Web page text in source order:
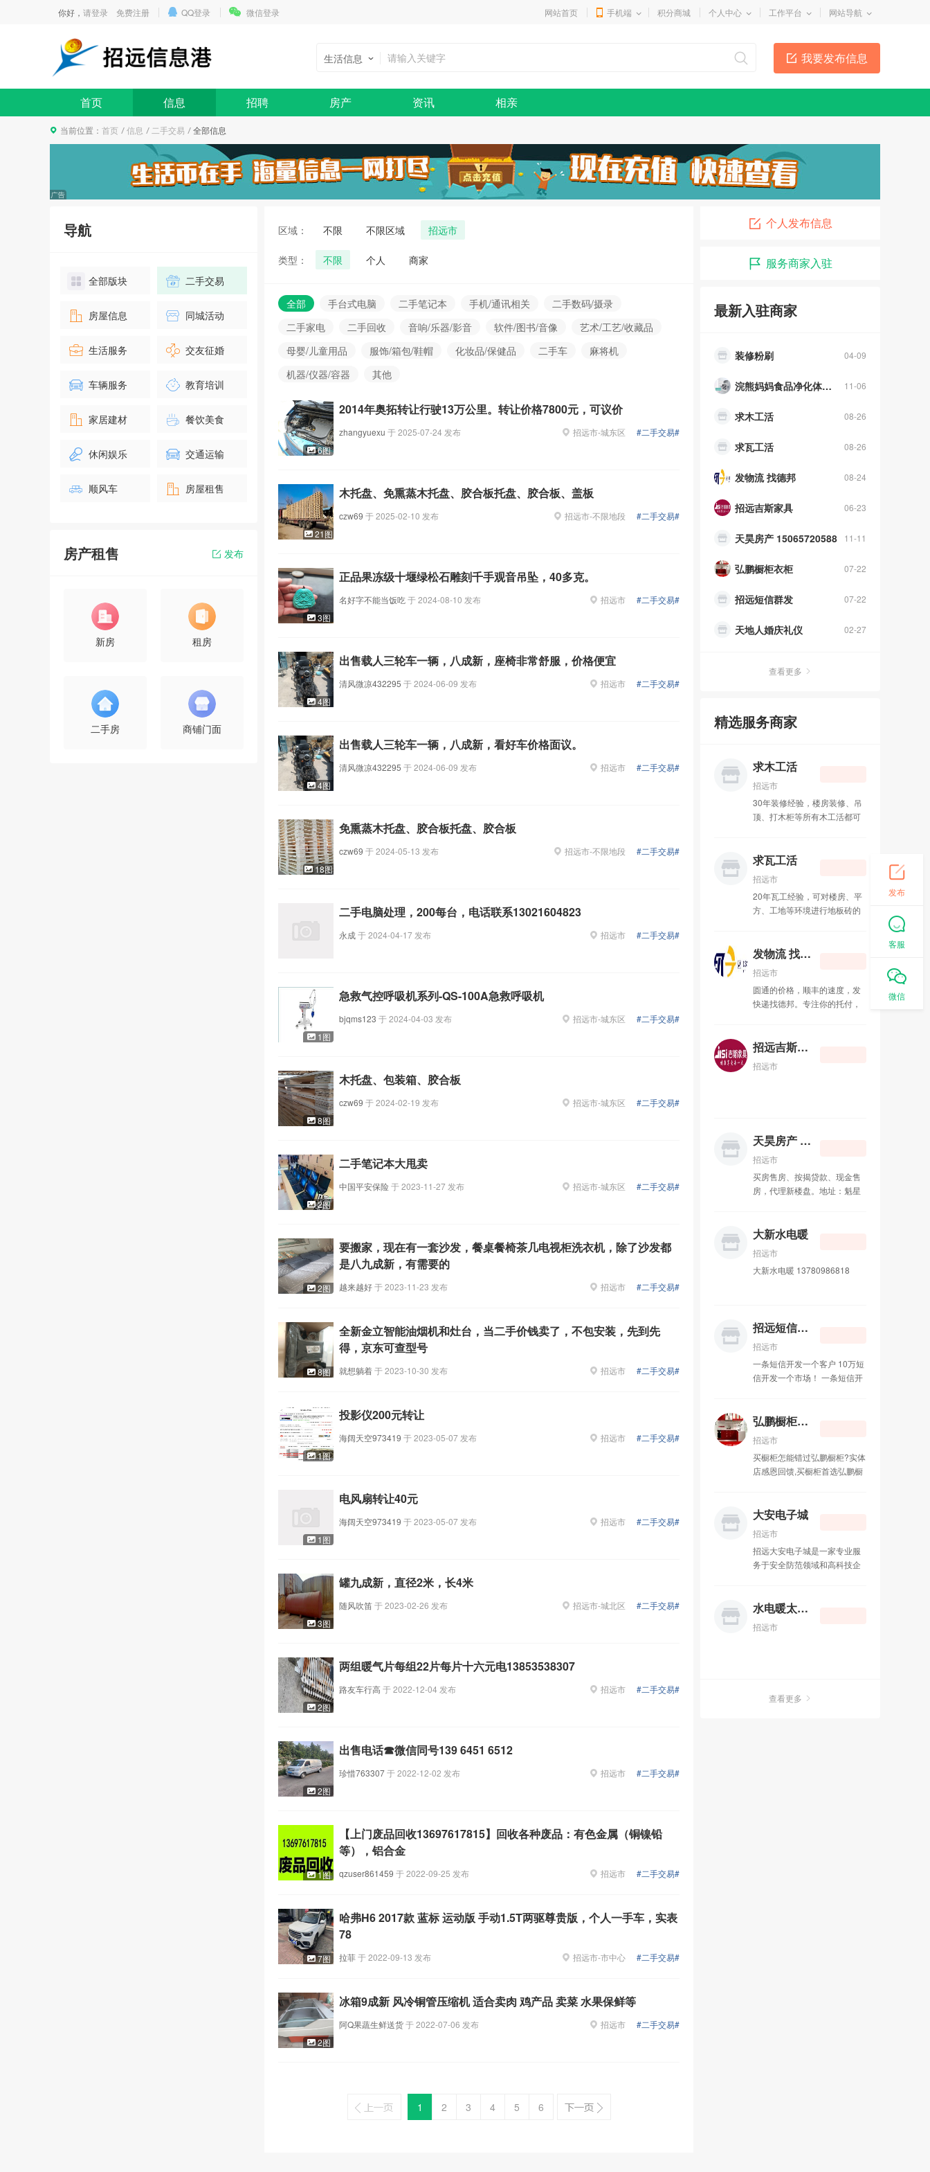
你好， 请登录 免费注册 QQ登录 微信登录 网站首页 手机端 积分商城 个人中心 工作平台 网站导航
我要发布信息
生活信息
首页 信息 招聘 房产 资讯 相亲
当前位置： 首页 信息 二手交易 全部信息
导航
全部版块 二手交易
房屋信息 同城活动
生活服务 交友征婚
车辆服务 教育培训
家居建材 餐饮美食
休闲娱乐 交通运输
顺风车 房屋租售
房产租售 发布
新房 租房
二手房 商铺门面
区域： 不限 不限区域 招远市
类型： 不限 个人 商家
全部 手台式电脑 二手笔记本 手机/通讯相关
二手数码/摄录
二手家电
二手回收 音响/乐器/影音 软件/图书/音像
艺术/工艺/收藏品
母婴/儿童用品
服饰/箱包/鞋帽 化妆品/保健品 二手车
麻将机
机器/仪器/容器
其他
6图
2014年奥拓转让行驶13万公里。转让价格7800元，可议价
zhangyuexu 于2025-07-24 发布 招远市-城东区 #二手交易#
21图
木托盘、免熏蒸木托盘、胶合板托盘、胶合板、盖板
czw69 于2025-02-10 发布 招远市-不限地段 #二手交易#
3图
正品果冻级十堰绿松石雕刻千手观音吊坠，40多克。
名好字不能当饭吃于2024-08-10 发布 招远市 #二手交易#
4图
出售载人三轮车一辆，八成新，座椅非常舒服，价格便宜
清风微凉432295 于2024-06-09 发布 招远市 #二手交易#
4图
出售载人三轮车一辆，八成新，看好车价格面议。
清风微凉432295 于2024-06-09 发布 招远市 #二手交易#
18图
免熏蒸木托盘、胶合板托盘、胶合板
czw69 于2024-05-13 发布 招远市-不限地段 #二手交易#
二手电脑处理，200每台，电话联系13021604823
永成于2024-04-17 发布 招远市 #二手交易#
1图
急救气控呼吸机系列-QS-100A急救呼吸机
bjqms123 于2024-04-03 发布 招远市-城东区 #二手交易#
8图
木托盘、包装箱、胶合板
czw69 于2024-02-19 发布 招远市-城东区 #二手交易#
2图
二手笔记本大甩卖
中国平安保险于2023-11-27 发布 招远市-城东区 #二手交易#
2图
要搬家，现在有一套沙发，餐桌餐椅茶几电视柜洗衣机，除了沙发都
是八九成新，有需要的
越来越好于2023-11-23 发布 招远市 #二手交易#
8图
全新金立智能油烟机和灶台，当二手价钱卖了，不包安装，先到先
得，京东可查型号
就想躺着于2023-10-30 发布 招远市 #二手交易#
1图
投影仪200元转让
海阔天空973419 于2023-05-07 发布 招远市 #二手交易#
1图
电风扇转让40元
海阔天空973419 于2023-05-07 发布 招远市 #二手交易#
3图
罐九成新，直径2米，长4米
随风吹笛于2023-02-26 发布 招远市-城北区 #二手交易#
2图
两组暖气片每组22片每片十六元电13853538307
路友车行高于2022-12-04 发布 招远市 #二手交易#
2图
出售电话☎微信同号139 6451 6512
珍惜763307于2022-12-02 发布 招远市 #二手交易#
1图
【上门废品回收13697617815】回收各种废品：有色金属（铜镍铅
等），铝合金
qzuser861459 于2022-09-25 发布 招远市 #二手交易#
7图
哈弗H6 2017款 蓝标 运动版 手动1.5T两驱尊贵版，个人一手车，实表
78
拉菲于2022-09-13 发布 招远市-市中心 #二手交易#
2图
冰箱9成新 风冷铜管压缩机 适合卖肉 鸡产品 卖菜 水果保鲜等
阿Q果蔬生鲜送货于2022-07-06 发布 招远市 #二手交易#
1 2 3 4 5 6
个人发布信息
服务商家入驻
最新入驻商家
招远市兄弟搬运公司
大安电子城
办理400电话
09-11
吉祥鸟庆典
成人用品
李国良律师
07-01
招远市兄弟搬运公司
装修粉刷
08-26
求木工活
求瓦工活
发物流 找德邦
弘鹏橱柜衣柜
07-22
招远短信群发
查看更多
精选服务商家
求木工活
招远市
30年装修经验，楼房装修、吊
顶、打木柜等所有木工活都可
求瓦工活
招远市
20年瓦工经验，可对楼房、平
方、工地等环境进行地板砖的
发物流 找德邦
招远市
圆通的价格，顺丰的速度，发
快递找德邦。专注你的托付，
13225355110 竭诚为您服务！
招远吉斯家具
招远市
天昊房产 15065720588
招远市
买房售房、按揭贷款、现金售
房，代理新楼盘。地址：魁星
东） 电话 ：15065720588
大新水电暖
招远市
大新水电暖 13780986818
招远短信群发
招远市
一条短信开发一个客户 10万短
信开发一个市场！ 一条短信开
一大优势：手机是唯一与受众
势：媒体环境纯净，单位时间
内只接触一个手机媒体； 第三
大优势：广告受众基础庞大，
100%（CCTV新闻联播收视率
月45.1%，最好的全国性报纸
的全国性杂志读者阅读率是
13.0%）； 第五大优势：定点
同的广告； 第六大优势：一次
投入，广告N次传播； 第七大
布周期； 短信群发广告是指：
弘鹏橱柜衣柜
招远市
买橱柜怎能错过弘鹏橱柜?实体
店感恩回馈,买橱柜首选弘鹏橱
门等各种门板台面。价格合
装。 欢迎新老顾客前来光顾。
联系电话：13188778088.
QQ：596962295 地址：金辉
大安电子城
招远市
招远大安电子城是一家专业服
务于安全防范领域和高科技企
利的原则。长期致力于视频监
材，电子配件等。成功赢得了
程，数字化监控工程。公司位
水电暖太阳能
招远市
查看更多
发布
客服
微信